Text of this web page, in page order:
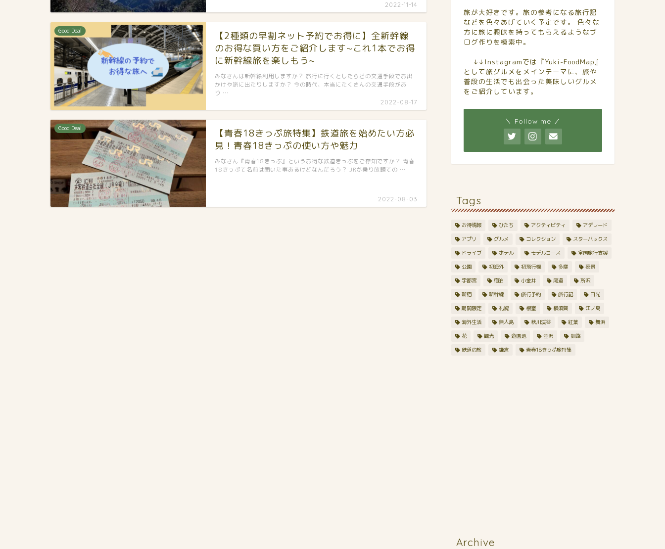
2022-11-14
Good Deal
【2種類の早割ネット予約でお得に】全新幹線
のお得な買い方をご紹介します~これ1本でお得
に新幹線旅を楽しもう~
2022-08-17
みなさんは新幹線利用しますか？ 旅行に行くとしたらどの交通手段でお出
かけや旅に出たりしますか？ 今の時代、本当にたくさんの交通手段があ
り …
Good Deal
【青春18きっぷ旅特集】鉄道旅を始めたい方必
見！青春18きっぷの使い方や魅力
2022-08-03
みなさん『青春18きっぷ』というお得な鉄道きっぷをご存知ですか？ 青春
18きっぷて名前は聞いた事あるけどなんだろう？ JRが乗り放題ての …
旅が大好きです。旅の参考になる旅行記
などを色々あげていく予定です。 色々な
方に旅に興味を持ってもらえるようなブ
ログ作りを模索中。
↓↓Instagramでは『Yuki-FoodMap』
として旅グルメをメインテーマに、旅や
普段の生活でも出会った美味しいグルメ
をご紹介しています。
＼ Follow me ／
Tags
お得情報 ひたち アクティビティ
アデレード
アプリ
グルメ コレクション
スターバックス
ドライブ
ホテル モデルコース
全国旅行支援
公園
初海外 初飛行機 多摩
夜景
宇都宮
宿泊 小金井 尾道
所沢
新宿
新幹線 旅行予約 旅行記
日光
期間限定
札幌 根室 横須賀
江ノ島
海外生活
無人島 秋川渓谷 紅葉
舞浜
花
観光 遊園地 金沢
釧路
鉄道の旅
鎌倉 青春18きっぷ旅特集
Archive